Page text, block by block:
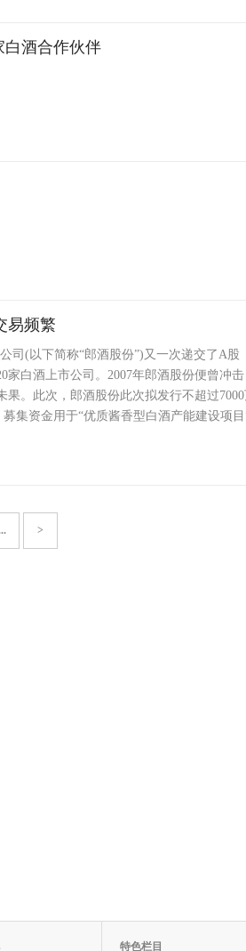
白酒合作伙伴
易频繁
司(以下简称“郎酒股份”)又一次递交了A股
家白酒上市公司。2007年郎酒股份便曾冲击
果。此次，郎酒股份此次拟发行不超过7000
集资金用于“优质酱香型白酒产能建设项目
>
特色栏目